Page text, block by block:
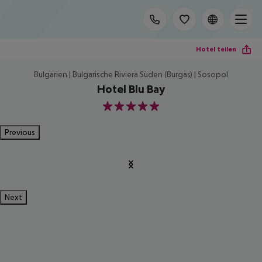
Hotel teilen
Bulgarien | Bulgarische Riviera Süden (Burgas) | Sosopol
Hotel Blu Bay
5
Previous
Next